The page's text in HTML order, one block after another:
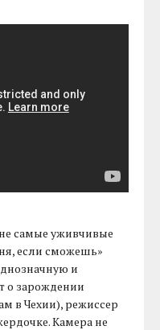
самые уживчивые
если сможешь»
и
о зарождении
в Чехии), режиссер
Камера не